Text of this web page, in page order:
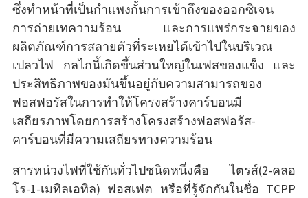
ซึ่งทำหน้าที่เป็นกำแพงกั้นการเข้าถึงของออกซิเจน
การถ่ายเทความร้อน และการแพร่กระจายของ
ผลิตภัณฑ์การสลายตัวที่ระเหยได้เข้าไปในบริเวณ
เปลวไฟ กลไกนี้เกิดขึ้นส่วนใหญ่ในเฟสของแข็ง และ
ประสิทธิภาพของมันขึ้นอยู่กับความสามารถของ
ฟอสฟอรัสในการทำให้โครงสร้างคาร์บอนมี
เสถียรภาพโดยการสร้างโครงสร้างฟอสฟอรัส-
คาร์บอนที่มีความเสถียรทางความร้อน
สารหน่วงไฟที่ใช้กันทั่วไปชนิดหนึ่งคือ ไตรส์(2-คลอ
โร-1-เมทิลเอทิล) ฟอสเฟต หรือที่รู้จักกันในชื่อ TCPP